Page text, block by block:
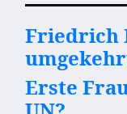
Friedrich
Erste